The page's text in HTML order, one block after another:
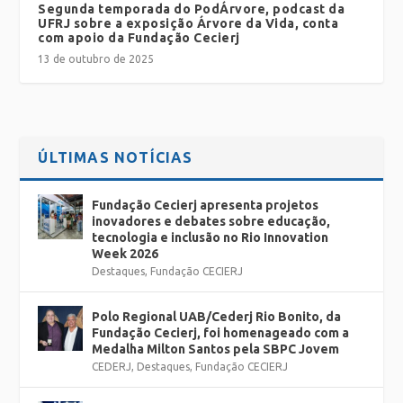
Segunda temporada do PodÁrvore, podcast da
UFRJ sobre a exposição Árvore da Vida, conta
com apoio da Fundação Cecierj
13 de outubro de 2025
ÚLTIMAS NOTÍCIAS
Fundação Cecierj apresenta projetos
inovadores e debates sobre educação,
tecnologia e inclusão no Rio Innovation
Week 2026
Destaques, Fundação CECIERJ
Polo Regional UAB/Cederj Rio Bonito, da
Fundação Cecierj, foi homenageado com a
Medalha Milton Santos pela SBPC Jovem
CEDERJ, Destaques, Fundação CECIERJ